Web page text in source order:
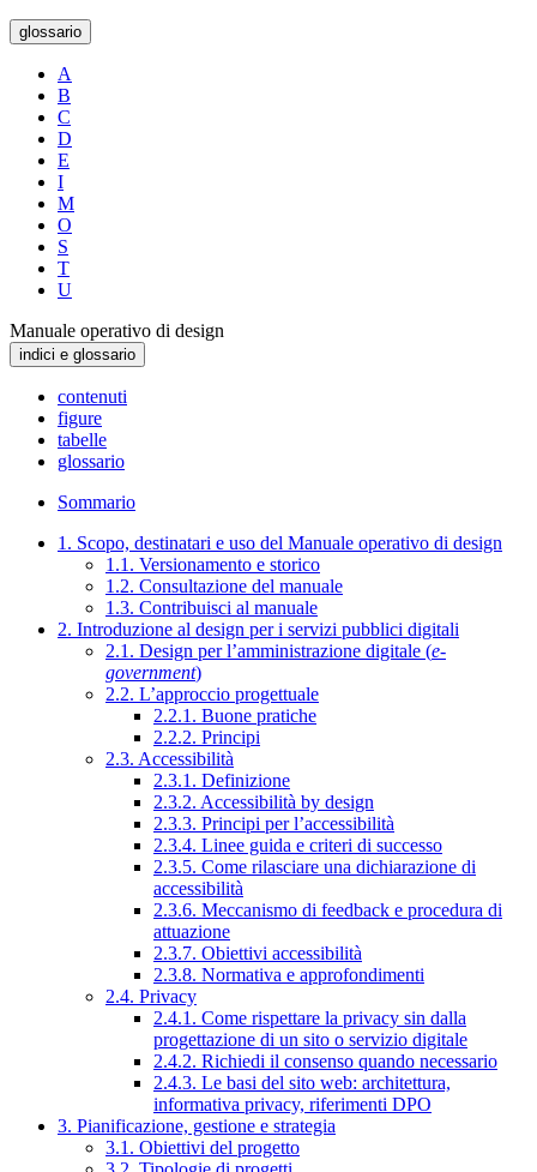
glossario
A
B
C
D
E
I
M
O
S
T
U
Manuale operativo di design
indici e glossario
contenuti
figure
tabelle
glossario
Sommario
1. Scopo, destinatari e uso del Manuale operativo di design
1.1. Versionamento e storico
1.2. Consultazione del manuale
1.3. Contribuisci al manuale
2. Introduzione al design per i servizi pubblici digitali
2.1. Design per l’amministrazione digitale (e-
government)
2.2. L’approccio progettuale
2.2.1. Buone pratiche
2.2.2. Principi
2.3. Accessibilità
2.3.1. Definizione
2.3.2. Accessibilità by design
2.3.3. Principi per l’accessibilità
2.3.4. Linee guida e criteri di successo
2.3.5. Come rilasciare una dichiarazione di
accessibilità
2.3.6. Meccanismo di feedback e procedura di
attuazione
2.3.7. Obiettivi accessibilità
2.3.8. Normativa e approfondimenti
2.4. Privacy
2.4.1. Come rispettare la privacy sin dalla
progettazione di un sito o servizio digitale
2.4.2. Richiedi il consenso quando necessario
2.4.3. Le basi del sito web: architettura,
informativa privacy, riferimenti DPO
3. Pianificazione, gestione e strategia
3.1. Obiettivi del progetto